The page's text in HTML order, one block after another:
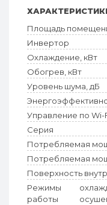
Площадь
Инвертор
Охлаждение, кВт
Обогрев, кВт
Уровень шума, дБ
Управление по Wi-
Серия
Потребляемая
Потребляемая
Поверхность
Режимы
работы